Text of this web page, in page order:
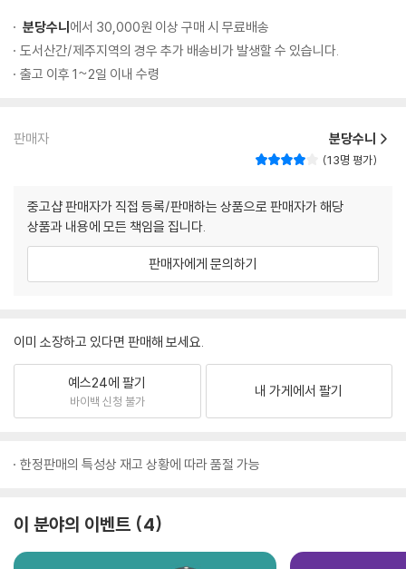
분당수니 에서 30,000원 이상 구매 시 무료배송
도서산간/제주지역의 경우 추가 배송비가 발생할 수 있습니다.
출고 이후 1~2일 이내 수령
판매자 분당수니
13명 평가
중고샵 판매자가 직접 등록/판매하는 상품으로 판매자가 해당
상품과 내용에 모든 책임을 집니다.
판매자에게 문의하기
이미 소장하고 있다면 판매해 보세요.
예스24에 팔기
바이백 신청 불가
내 가게에서 팔기
한정판매의 특성상 재고 상황에 따라 품절 가능
이 분야의 이벤트 4